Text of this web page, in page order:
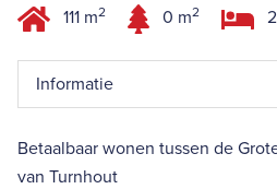
111 m2 0 m2
Informatie
Betaalbaar wonen tussen de
van Turnhout